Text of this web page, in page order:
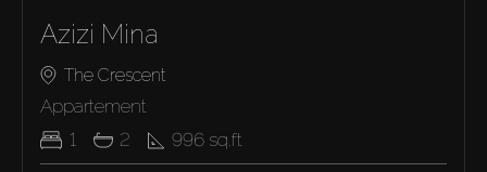
Azizi Mina
The Crescent
Appartement
1
2 996 sq.ft